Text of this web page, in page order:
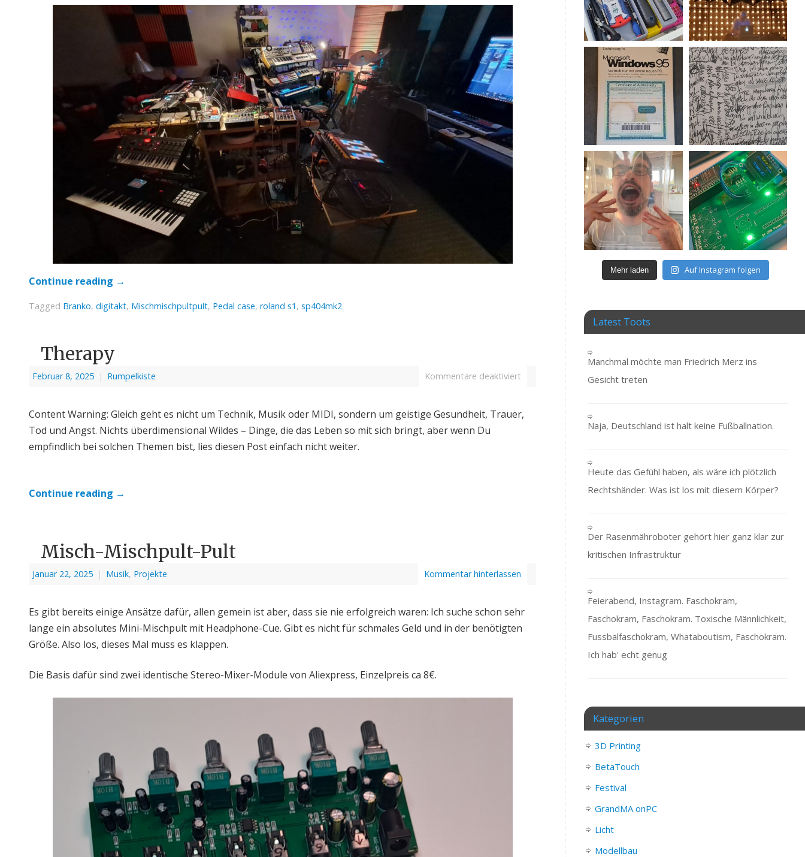
Continue reading →
Tagged Branko, digitakt, Mischmischpultpult, Pedal case, roland s1 , sp404mk2
Therapy
Februar 8, 2025 | Rumpelkiste Kommentare deaktiviert
Content Warning: Gleich geht es nicht um Technik, Musik oder MIDI, sondern um geistige Gesundheit, Trauer,
Tod und Angst. Nichts überdimensional Wildes – Dinge, die das Leben so mit sich bringt, aber wenn Du
empfindlich bei solchen Themen bist, lies diesen Post einfach nicht weiter.
Continue reading →
Misch-Mischpult-Pult
Januar 22, 2025 | Musik, Projekte Kommentar hinterlassen
Es gibt bereits einige Ansätze dafür, allen gemein ist aber, dass sie nie erfolgreich waren: Ich suche schon sehr
lange ein absolutes Mini-Mischpult mit Headphone-Cue. Gibt es nicht für schmales Geld und in der benötigten
Größe. Also los, dieses Mal muss es klappen.
Die Basis dafür sind zwei identische Stereo-Mixer-Module von Aliexpress, Einzelpreis ca 8€.
Mehr laden Auf Instagram folgen
Latest Toots
Manchmal möchte man Friedrich Merz ins
Gesicht treten
Naja, Deutschland ist halt keine Fußballnation.
Heute das Gefühl haben, als wäre ich plötzlich
Rechtshänder. Was ist los mit diesem Körper?
Der Rasenmähroboter gehört hier ganz klar zur
kritischen Infrastruktur
Feierabend, Instagram. Faschokram,
Faschokram, Faschokram. Toxische Männlichkeit,
Fussbalfaschokram, Whataboutism, Faschokram.
Ich hab' echt genug
Kategorien
3D Printing
BetaTouch
Festival
GrandMA onPC
Licht
Modellbau